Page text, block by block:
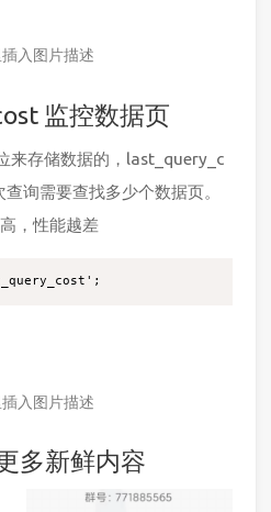
入图片描述
监控数据页
来存储数据的，last_query_c
询需要查找多少个数据页。
，性能越差
入图片描述
多新鲜内容